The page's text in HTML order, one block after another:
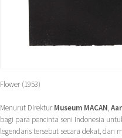
Flower (1953)
Menurut Direktur Museum MACAN,
bagi para pencinta seni Indonesia
legendaris tersebut secara dekat, dan